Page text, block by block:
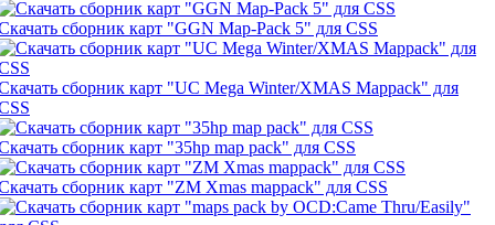
сборник карт "GGN Map-Pack 5" для CSS
сборник карт "UC Mega Winter/XMAS Mappack" для
сборник карт "35hp map pack" для CSS
сборник карт "ZM Xmas mappack" для CSS